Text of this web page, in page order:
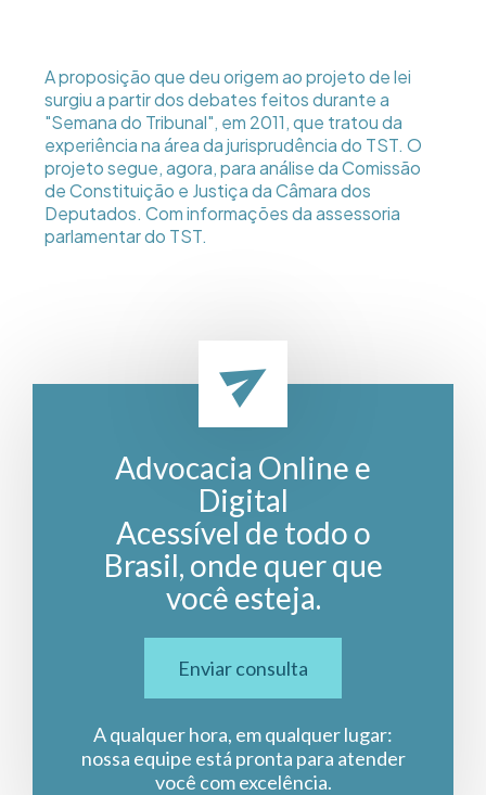
A proposição que deu origem ao projeto de lei
surgiu a partir dos debates feitos durante a
"Semana do Tribunal", em 2011, que tratou da
experiência na área da jurisprudência do TST. O
projeto segue, agora, para análise da Comissão
de Constituição e Justiça da Câmara dos
Deputados. Com informações da assessoria
parlamentar do TST.
Advocacia Online e
Digital
Acessível de todo o
Brasil, onde quer que
você esteja.
Enviar consulta
A qualquer hora, em qualquer lugar:
nossa equipe está pronta para atender
você com excelência.